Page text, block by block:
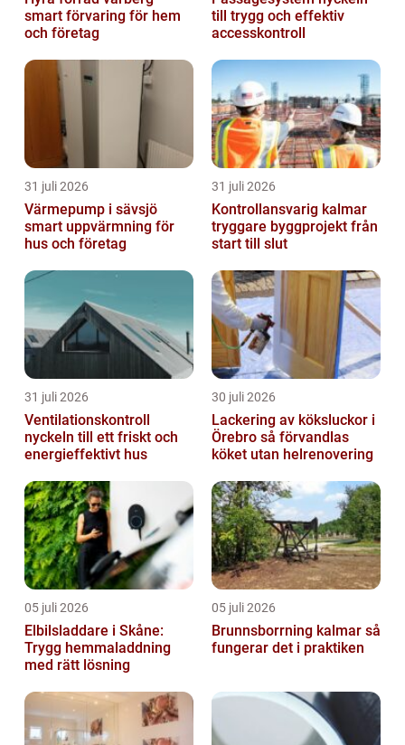
smart förvaring för hem
och företag
till trygg och effektiv
accesskontroll
31 juli 2026
Värmepump i sävsjö
smart uppvärmning för
hus och företag
31 juli 2026
Kontrollansvarig kalmar
tryggare byggprojekt från
start till slut
31 juli 2026
Ventilationskontroll
nyckeln till ett friskt och
energieffektivt hus
30 juli 2026
Lackering av köksluckor i
Örebro så förvandlas
köket utan helrenovering
05 juli 2026
Elbilsladdare i Skåne:
Trygg hemmaladdning
med rätt lösning
05 juli 2026
Brunnsborrning kalmar så
fungerar det i praktiken